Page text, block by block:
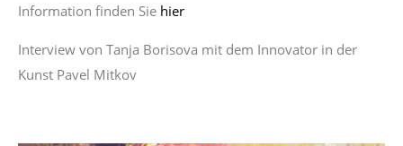
Information finden Sie hier
Interview von Tanja Borisova mit dem Innovator in der
Kunst Pavel Mitkov